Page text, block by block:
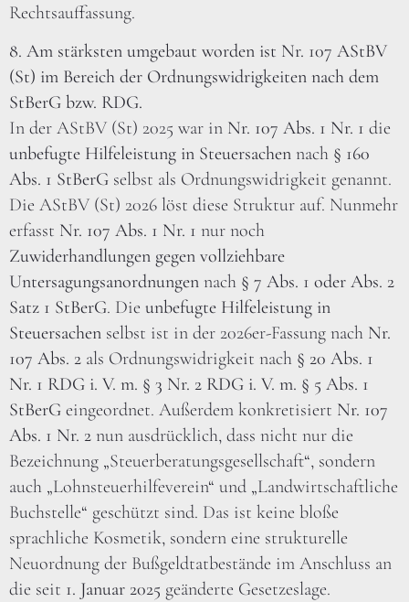
Rechtsauffassung.
8. Am stärksten umgebaut worden ist Nr. 107 AStBV
(St) im Bereich der Ordnungswidrigkeiten nach dem
StBerG bzw. RDG.
In der AStBV (St) 2025 war in Nr. 107 Abs. 1 Nr. 1 die
unbefugte Hilfeleistung in Steuersachen nach § 160
Abs. 1 StBerG selbst als Ordnungswidrigkeit genannt.
Die AStBV (St) 2026 löst diese Struktur auf. Nunmehr
erfasst Nr. 107 Abs. 1 Nr. 1 nur noch
Zuwiderhandlungen gegen vollziehbare
Untersagungsanordnungen nach § 7 Abs. 1 oder Abs. 2
Satz 1 StBerG. Die unbefugte Hilfeleistung in
Steuersachen selbst ist in der 2026er-Fassung nach Nr.
107 Abs. 2 als Ordnungswidrigkeit nach § 20 Abs. 1
Nr. 1 RDG i. V. m. § 3 Nr. 2 RDG i. V. m. § 5 Abs. 1
StBerG eingeordnet. Außerdem konkretisiert Nr. 107
Abs. 1 Nr. 2 nun ausdrücklich, dass nicht nur die
Bezeichnung „Steuerberatungsgesellschaft“, sondern
auch „Lohnsteuerhilfeverein“ und „Landwirtschaftliche
Buchstelle“ geschützt sind. Das ist keine bloße
sprachliche Kosmetik, sondern eine strukturelle
Neuordnung der Bußgeldtatbestände im Anschluss an
die seit 1. Januar 2025 geänderte Gesetzeslage.